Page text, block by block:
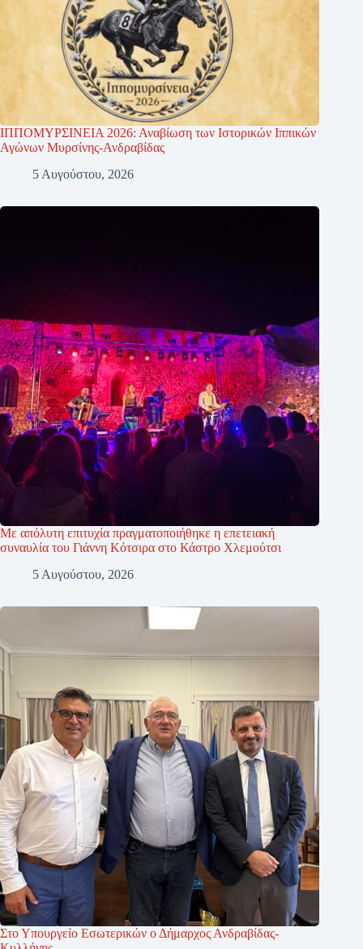
ΙΠΠΟΜΥΡΣΙΝΕΙΑ 2026: Αναβίωση των Ιστορικών Ιππικών
Αγώνων Μυρσίνης-Ανδραβίδας
5 Αυγούστου, 2026
Με απόλυτη επιτυχία πραγματοποιήθηκε η επετειακή
συναυλία του Γιάννη Κότσιρα στο Κάστρο Χλεμούτσι
5 Αυγούστου, 2026
Στο Υπουργείο Εσωτερικών ο Δήμαρχος Ανδραβίδας-